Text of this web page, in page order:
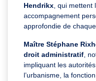
Hendrikx , qui
accompagnement
approfondie de chaque
Maître Stéphane
droit administratif ,
impliquant les
l’urbanisme, la